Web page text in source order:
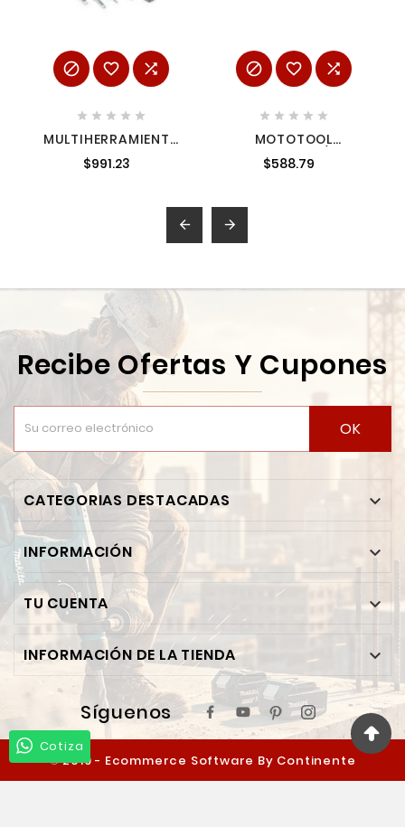
  
    
MULTIHERRAMIENTA
SINCRONIZAR
BANDAS DE
$991.23
  
    
MOTOTOOL
NEUMATICO 1/4" +
ACCESORIOS +
$588.79
 
Recibe Ofertas Y Cupones
OK
CATEGORIAS DESTACADAS 
INFORMACIÓN 
TU CUENTA 
INFORMACIÓN DE LA TIENDA 
Síguenos
© 2019 - Ecommerce Software By Continente
Ferretero™
Cotiza